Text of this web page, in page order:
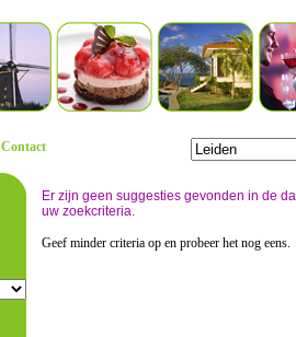
Contact
Er zijn geen suggesties gevonden in de
uw zoekcriteria.
Geef minder criteria op en probeer het nog eens.